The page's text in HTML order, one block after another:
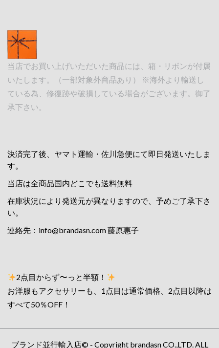
当店でお買い上げいただいた商品には、箱・リボンが付属
いたします。（一部対象外商品あり） ※海外より輸送し
ている為、修復跡や破損している場合がございます。御了
承下さい。
決済完了後、ヤマト運輸・佐川急便にて即日発送いたしま
す。
当店は全商品国内どこでも送料無料
在庫状況により発送元が異なりますので、予めご了承下さ
い。
連絡先： info@brandasn.com藤原惠子
2点目からず〜っと半額！
お洋服もアクセサリーも、1点目は通常価格、2点目以降は
すべて50％OFF！
ブランド並行輸入店© - Copyright brandasn CO.,LTD. ALL